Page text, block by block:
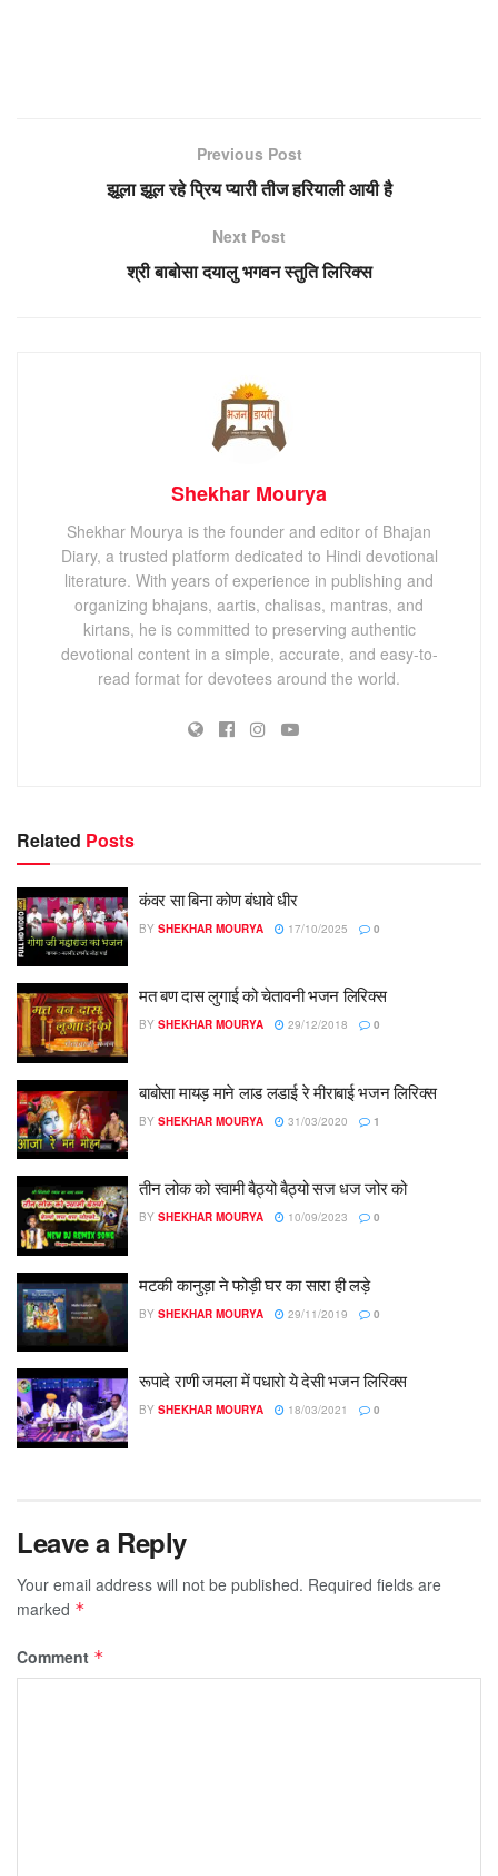
Previous Post
झूला झूल रहे प्रिय प्यारी तीज हरियाली आयी है
Next Post
श्री बाबोसा दयालु भगवन स्तुति लिरिक्स
Shekhar Mourya
Shekhar Mourya is the founder and editor of Bhajan
Diary, a trusted platform dedicated to Hindi devotional
literature. With years of experience in publishing and
organizing bhajans, aartis, chalisas, mantras, and
kirtans, he is committed to preserving authentic
devotional content in a simple, accurate, and easy-to-
read format for devotees around the world.
Related Posts
कंवर सा बिना कोण बंधावे धीर
BY SHEKHAR MOURYA 17/10/2025 0
मत बण दास लुगाई को चेतावनी भजन लिरिक्स
BY SHEKHAR MOURYA 29/12/2018 0
बाबोसा मायड़ माने लाड लडाई रे मीराबाई भजन लिरिक्स
BY SHEKHAR MOURYA 31/03/2020 1
तीन लोक को स्वामी बैठ्यो बैठ्यो सज धज जोर को
BY SHEKHAR MOURYA 10/09/2023 0
मटकी कानुड़ा ने फोड़ी घर का सारा ही लड़े
BY SHEKHAR MOURYA 29/11/2019 0
रूपादे राणी जमला में पधारो ये देसी भजन लिरिक्स
BY SHEKHAR MOURYA 18/03/2021 0
Leave a Reply
Your email address will not be published. Required fields are
marked *
Comment *